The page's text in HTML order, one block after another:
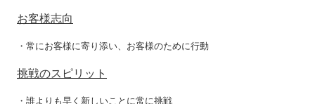
お客様志向
・常にお客様に寄り添い、お客様のために行動
挑戦のスピリット
・誰よりも早く新しいことに常に挑戦